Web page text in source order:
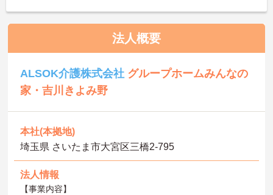
法人概要
ALSOK介護株式会社 グループホームみんなの
家・吉川きよみ野
本社(本拠地)
埼玉県 さいたま市大宮区三橋2-795
法人情報
【事業内容】